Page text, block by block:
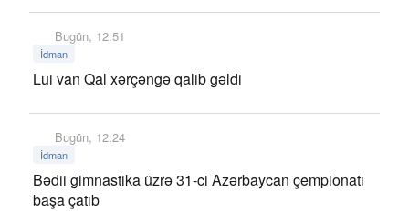
Bugün, 12:51
İdman
Lui van Qal xərçəngə qalib gəldi
Bugün, 12:24
İdman
Bədii gimnastika üzrə 31-ci Azərbaycan çempionatı
başa çatıb